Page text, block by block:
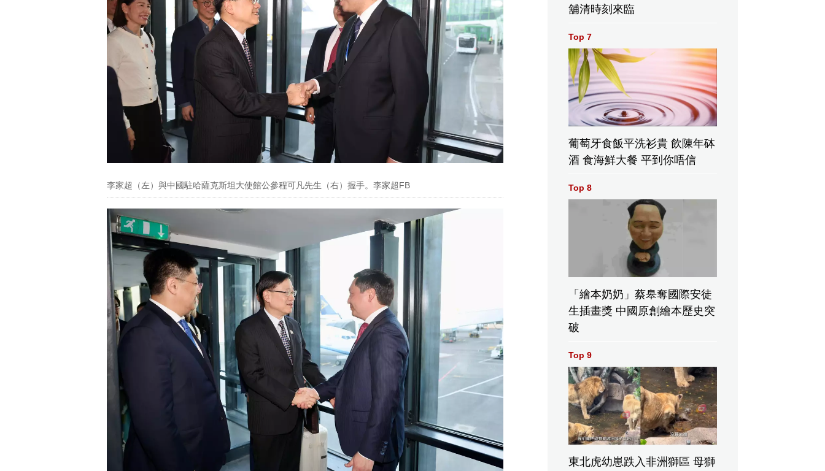
李家超（左）與中國駐哈薩克斯坦大使館公參程可凡先生（右）握手。李家超FB
舖清時刻來臨
Top 7
葡萄牙食飯平洗衫貴 飲陳年砵
酒 食海鮮大餐 平到你唔信
Top 8
「繪本奶奶」蔡皋奪國際安徒
生插畫獎 中國原創繪本歷史突
破
Top 9
東北虎幼崽跌入非洲獅區 母獅